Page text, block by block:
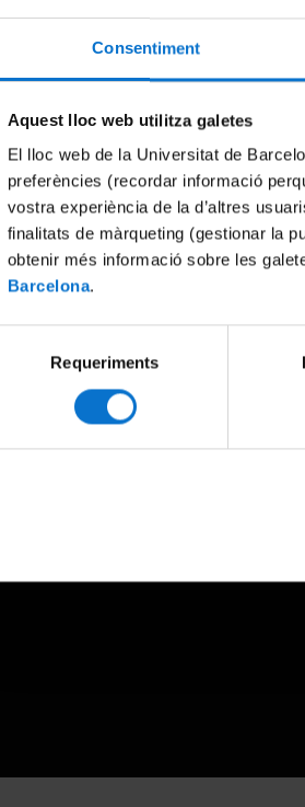
Consentiment
Aquest lloc web utilitza galetes
El lloc web de la Universitat de
preferències (recordar informació
vostra experiència de la d’altres
finalitats de màrqueting (gestionar la
obtenir més informació sobre les
Barcelona.
Requeriments